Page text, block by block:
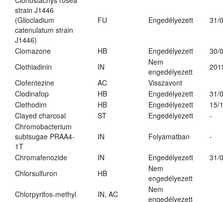
strain J1446
(Gliocladium
catenulatum strain
J1446)
FU Engedélyezett 31/
Clomazone HB Engedélyezett
30/
Clothiadinin
IN
Nem
engedélyezett
Clofentezine
AC
Visszavont
Clodinafop
HB Engedélyezett
31/
Clethodim
HB Engedélyezett
15/
Clayed charcoal
ST Engedélyezett
-
Chromobacterium
subtsugae PRAA4-
1T
IN Folyamatban -
Chromafenozide IN Engedélyezett
31/
Chlorsulfuron
HB
Nem
engedélyezett
Chlorpyrifos-methyl
IN, AC
Nem
engedélyezett